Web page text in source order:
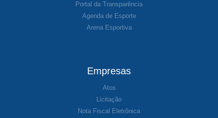
Portal da Transparência
Agenda de Esporte
Arena Esportiva
Empresas
Atos
Licitação
Nota Fiscal Eletrônica